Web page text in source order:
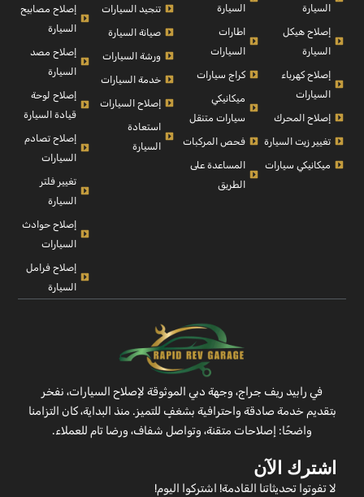
السيارة
إصلاح هيكل
السيارة
إصلاح كهرباء
السيارات
إصلاح المحرك
تغيير زيت السيارة
ميكانيكي سيارات
السيارة
اطارات
السيارات
كراج سيارات
ميكانيكي
سيارات متنقل
فحص المركبات
المساعدة على
الطريق
تنجيد السيارات
صيانة السيارة
ورشة السيارات
خدمة السيارات
إصلاح السيارات
استعادة
السيارة
إصلاح مصابيح
السيارة
إصلاح مصد
السيارة
إصلاح لوحة
قيادة السيارة
إصلاح تصادم
السيارات
تغيير فلتر
السيارة
إصلاح حوادث
السيارات
إصلاح فرامل
السيارة
في رابيد ريف جراج، وجهة دبي الموثوقة لإصلاح السيارات، نفخر
بتقديم خدمة صادقة واحترافية بشغفٍ للتميز. منذ البداية، كان التزامنا
واضحًا: إصلاحات متقنة، وتواصل شفاف، ورضا تام للعملاء.
اشترك الآن
لا تفوتوا تحديثاتنا القادمة! اشتركوا اليوم!